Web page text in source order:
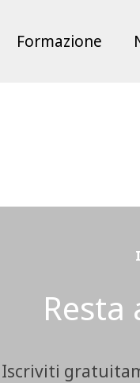
Formazione
Iscriviti